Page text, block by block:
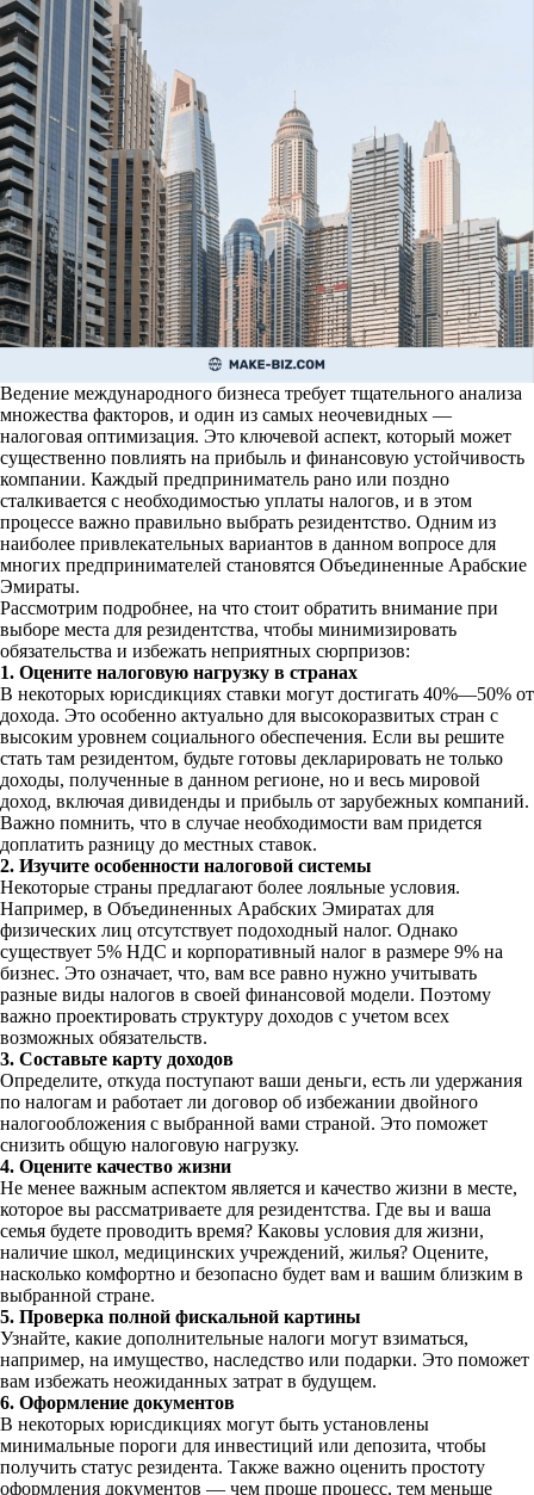
Ведение международного бизнеса требует тщательного анализа
множества факторов, и один из самых неочевидных —
налоговая оптимизация. Это ключевой аспект, который может
существенно повлиять на прибыль и финансовую устойчивость
компании. Каждый предприниматель рано или поздно
сталкивается с необходимостью уплаты налогов, и в этом
процессе важно правильно выбрать резидентство. Одним из
наиболее привлекательных вариантов в данном вопросе для
многих предпринимателей становятся Объединенные Арабские
Эмираты.
Рассмотрим подробнее, на что стоит обратить внимание при
выборе места для резидентства, чтобы минимизировать
обязательства и избежать неприятных сюрпризов:
1. Оцените налоговую нагрузку в странах
В некоторых юрисдикциях ставки могут достигать 40%—50% от
дохода. Это особенно актуально для высокоразвитых стран с
высоким уровнем социального обеспечения. Если вы решите
стать там резидентом, будьте готовы декларировать не только
доходы, полученные в данном регионе, но и весь мировой
доход, включая дивиденды и прибыль от зарубежных компаний.
Важно помнить, что в случае необходимости вам придется
доплатить разницу до местных ставок.
2. Изучите особенности налоговой системы
Некоторые страны предлагают более лояльные условия.
Например, в Объединенных Арабских Эмиратах для
физических лиц отсутствует подоходный налог. Однако
существует 5% НДС и корпоративный налог в размере 9% на
бизнес. Это означает, что, вам все равно нужно учитывать
разные виды налогов в своей финансовой модели. Поэтому
важно проектировать структуру доходов с учетом всех
возможных обязательств.
3. Составьте карту доходов
Определите, откуда поступают ваши деньги, есть ли удержания
по налогам и работает ли договор об избежании двойного
налогообложения с выбранной вами страной. Это поможет
снизить общую налоговую нагрузку.
4. Оцените качество жизни
Не менее важным аспектом является и качество жизни в месте,
которое вы рассматриваете для резидентства. Где вы и ваша
семья будете проводить время? Каковы условия для жизни,
наличие школ, медицинских учреждений, жилья? Оцените,
насколько комфортно и безопасно будет вам и вашим близким в
выбранной стране.
5. Проверка полной фискальной картины
Узнайте, какие дополнительные налоги могут взиматься,
например, на имущество, наследство или подарки. Это поможет
вам избежать неожиданных затрат в будущем.
6. Оформление документов
В некоторых юрисдикциях могут быть установлены
минимальные пороги для инвестиций или депозита, чтобы
получить статус резидента. Также важно оценить простоту
оформления документов — чем проще процесс, тем меньше